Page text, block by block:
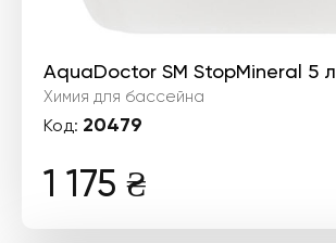
AquaDoctor SM StopMineral 5 л
Химия для бассейна
Код: 20479
1 175 ₴